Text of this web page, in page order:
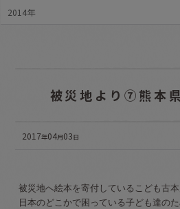
被災地より⑦熊本
2017年04月03日
被災地へ絵本を寄付しているこども古本
日本のどこかで困っている子ども達の
2014年